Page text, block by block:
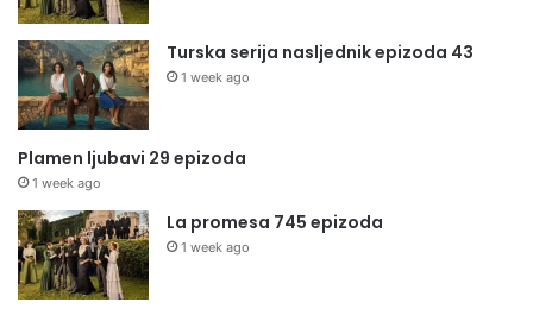
Turska serija nasljednik epizoda 43
1 week ago
Plamen ljubavi 29 epizoda
1 week ago
La promesa 745 epizoda
1 week ago